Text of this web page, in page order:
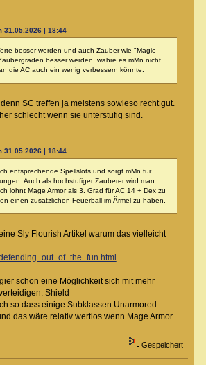
31.05.2026 | 18:44
besser werden und auch Zauber wie "Magic
besser werden, währe es mMn nicht
die AC auch ein wenig verbessern könnte.
SC treffen ja meistens sowieso recht gut.
schlecht wenn sie unterstufig sind.
31.05.2026 | 18:44
entsprechende Spellslots und sorgt mMn für
Auch als hochstufiger Zauberer wird man
lohnt Mage Armor als 3. Grad für AC 14 + Dex zu
einen zusätzlichen Feuerball im Ärmel zu haben.
Sly Flourish Artikel warum das vielleicht
schon eine Möglichkeit sich mit mehr
Shield
so dass einige Subklassen Unarmored
das wäre relativ wertlos wenn Mage Armor
Gespeichert